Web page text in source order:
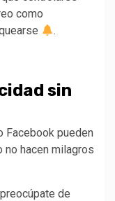
como
.
sin
Facebook pueden
no hacen milagros
de